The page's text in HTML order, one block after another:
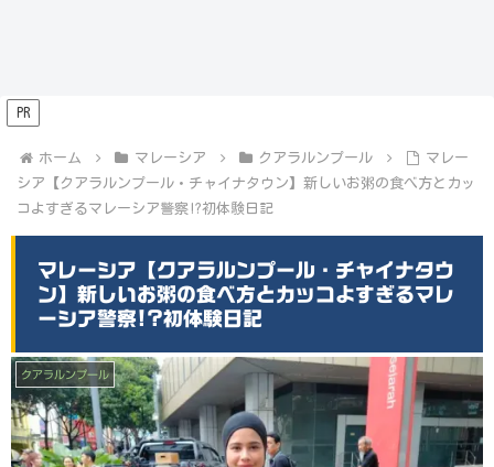
PR
ホーム マレーシア クアラルンプール
マレー
シア【クアラルンプール・チャイナタウン】新しいお粥の食べ方とカッ
コよすぎるマレーシア警察!?初体験日記
マレーシア【クアラルンプール・チャイナタウ
ン】新しいお粥の食べ方とカッコよすぎるマレ
ーシア警察!?初体験日記
クアラルンプール